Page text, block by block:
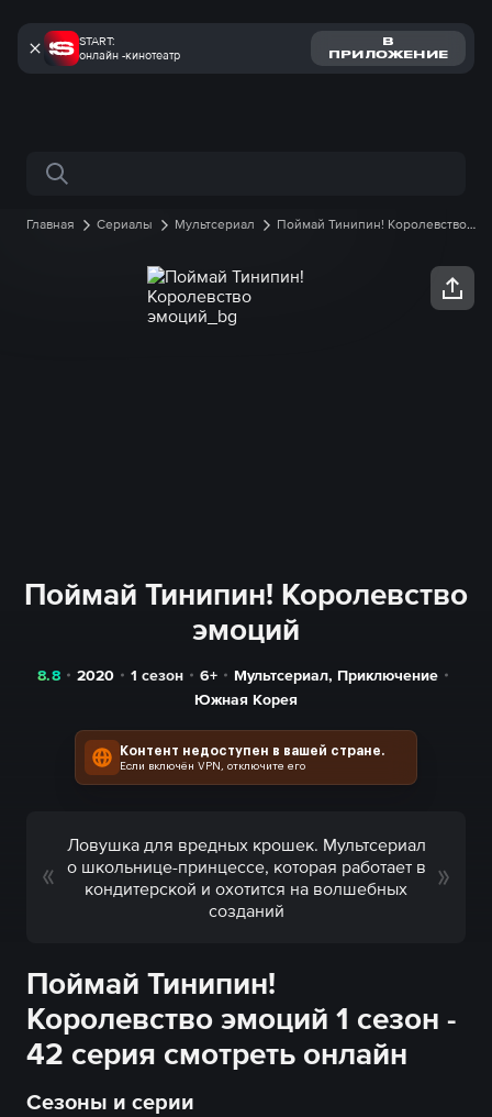
START:
онлайн -кинотеатр
В
ПРИЛОЖЕНИЕ
Поиск по сайту
Главная Сериалы Мультсериал
Поймай Тинипин! Королевство
Поймай Тинипин! Королевство
эмоций
8.8 2020 1 сезон 6+ Мультсериал, Приключение
Южная Корея
Контент недоступен в вашей стране.
Если включён VPN, отключите его
Ловушка для вредных крошек. Мультсериал
о школьнице-принцессе, которая работает в
кондитерской и охотится на волшебных
созданий
Поймай Тинипин!
Королевство эмоций 1 сезон -
42 серия смотреть онлайн
Сезоны и серии